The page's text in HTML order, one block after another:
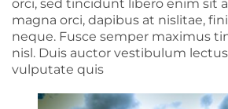
orci, sed tincidunt libero enim sit
magna orci, dapibus at nislitae,
neque. Fusce semper maximus
nisl. Duis auctor vestibulum
vulputate quis